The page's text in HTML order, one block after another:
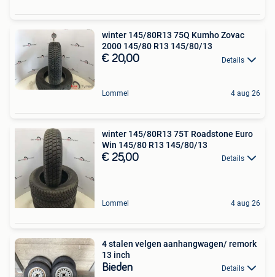
winter 145/80R13 75Q Kumho Zovac
2000 145/80 R13 145/80/13
€ 20,00 Details
Lommel 4 aug 26
winter 145/80R13 75T Roadstone Euro
Win 145/80 R13 145/80/13
€ 25,00 Details
Lommel 4 aug 26
4 stalen velgen aanhangwagen/ remork
13 inch
Bieden Details